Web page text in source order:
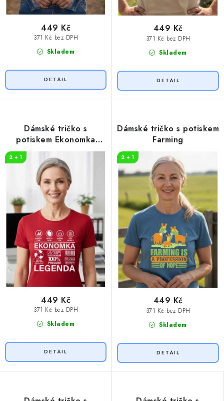
Skladem
371 Kč bez DPH
449 Kč
Skladem
371 Kč bez DPH
449 Kč
Dámské tričko s
potiskem Ekonomka
legenda
2 + 1
Skladem
371 Kč bez DPH
449 Kč
Dámské tričko s potiskem
Farming
2 + 1
Skladem
371 Kč bez DPH
449 Kč